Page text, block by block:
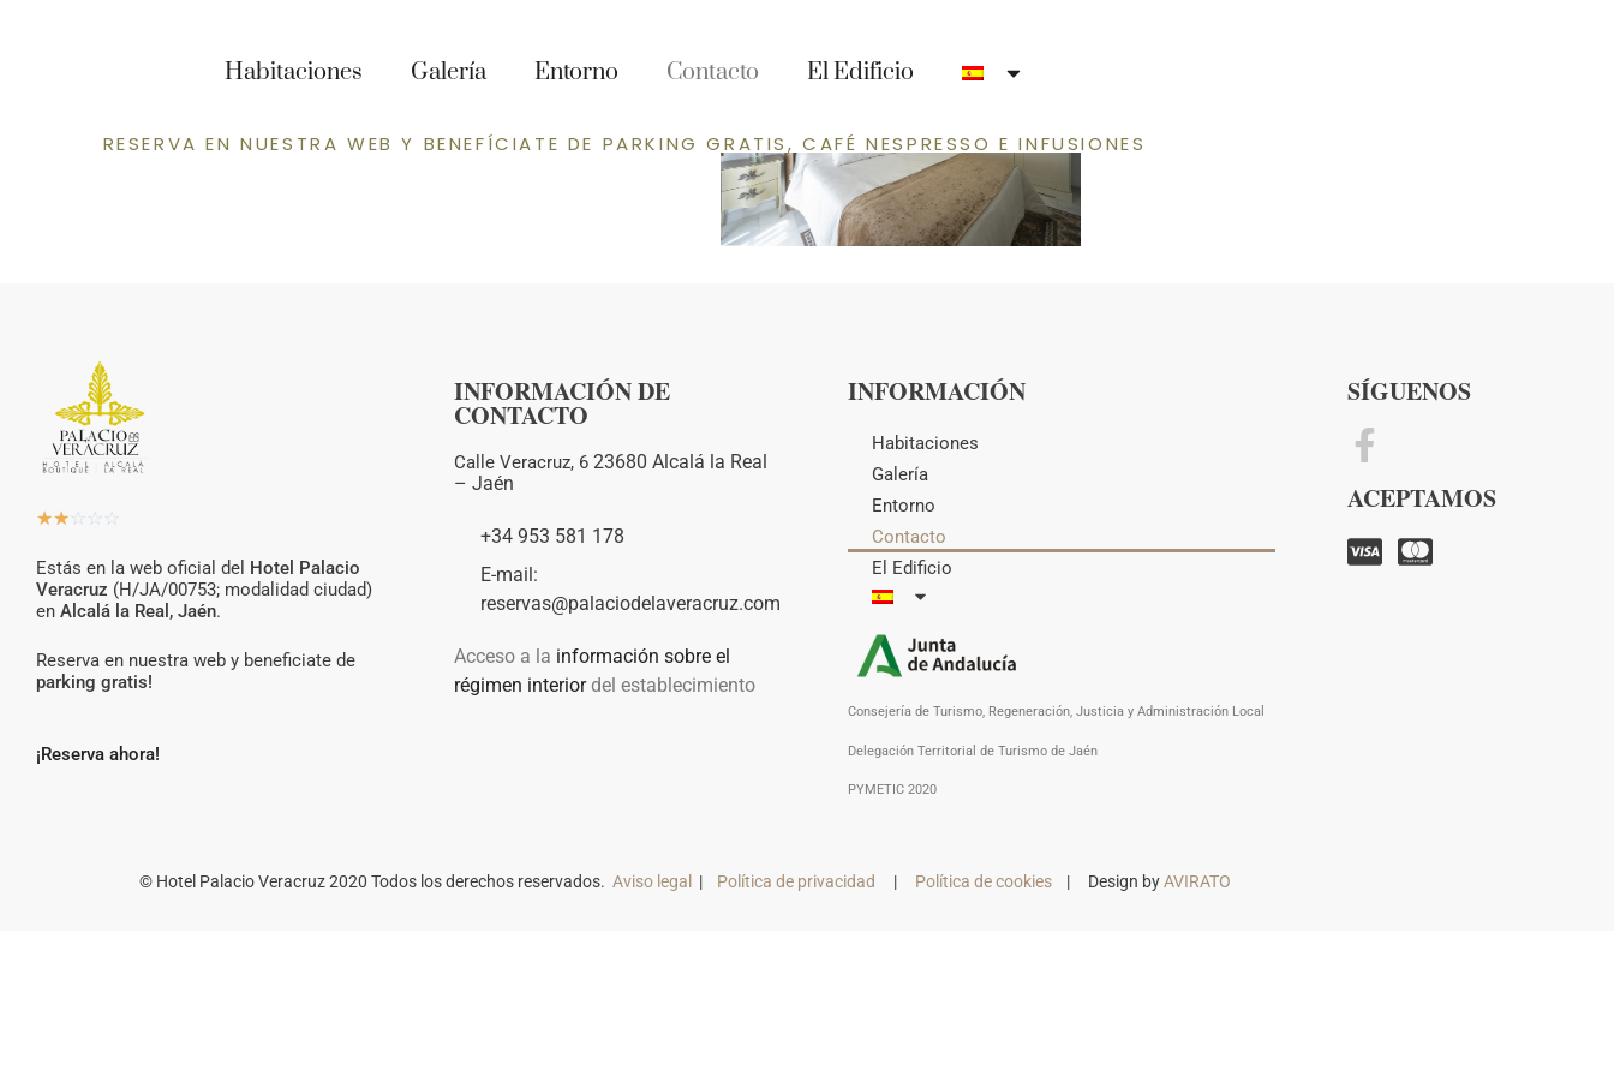
Habitaciones Galería Entorno Contacto El Edificio
RESERVA EN NUESTRA WEB Y BENEFÍCIATE DE PARKING GRATIS, CAFÉ NESPRESSO E INFUSIONES
☆☆☆ ☆ ☆
Estás en la web oficial del
Hotel Palacio
Veracruz (H/JA/00753; modalidad ciudad)
en Alcalá la Real, Jaén.
Reserva en nuestra web y beneficiate de
parking gratis!
¡Reserva ahora!
INFORMACIÓN DE
CONTACTO
Calle Veracruz, 6 23680 Alcalá la Real
– Jaén
+34 953 581 178
E-mail:
reservas@palaciodelaveracruz.com
Acceso a la información sobre el
régimen interiordel establecimiento
INFORMACIÓN
Habitaciones
Galería
Entorno
Contacto
El Edificio
Consejería de Turismo, Regeneración, Justicia y Administración Local
Delegación Territorial de Turismo de Jaén
PYMETIC 2020
SÍGUENOS
ACEPTAMOS
© Hotel Palacio Veracruz 2020 Todos los derechos reservados. Aviso legal | Política de privacidad | Política de cookies | Design byAVIRATO